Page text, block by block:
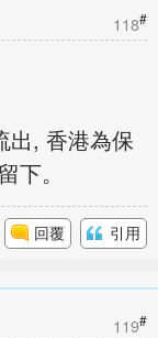
118#
出, 香港為保
下。
回覆 引用
119#